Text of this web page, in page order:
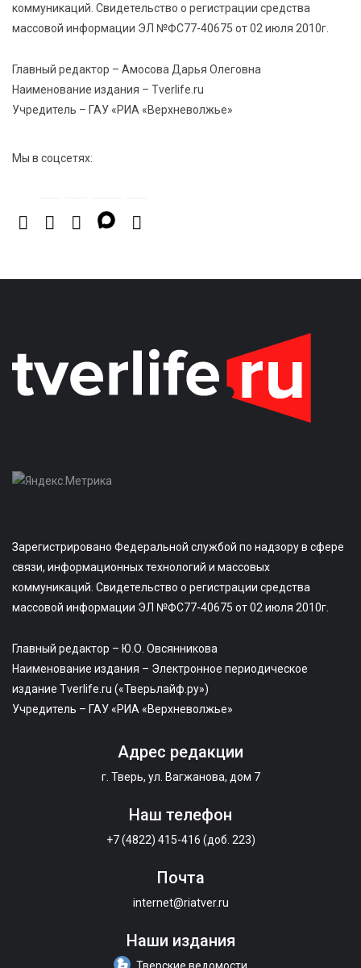
пассажиров по новым правилам
коммуникаций. Свидетельство о регистрации средства
массовой информации ЭЛ №ФС77-40675 от 02 июля 2010г.
Главный редактор – Амосова Дарья Олеговна
Наименование издания – Tverlife.ru
Учредитель – ГАУ «РИА «Верхневолжье»
Мы в соцсетях:
Зарегистрировано Федеральной службой по надзору в сфере
связи, информационных технологий и массовых
коммуникаций. Свидетельство о регистрации средства
массовой информации ЭЛ №ФС77-40675 от 02 июля 2010г.
Главный редактор – Ю.О. Овсянникова
Наименование издания – Электронное периодическое
издание Tverlife.ru («Тверьлайф.ру»)
Учредитель – ГАУ «РИА «Верхневолжье»
Адрес редакции
г. Тверь, ул. Вагжанова, дом 7
Наш телефон
+7 (4822) 415-416 (доб. 223)
Почта
internet@riatver.ru
Наши издания